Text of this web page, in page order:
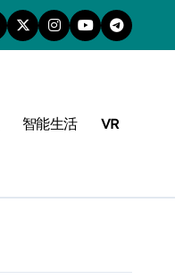
智能生活 VR